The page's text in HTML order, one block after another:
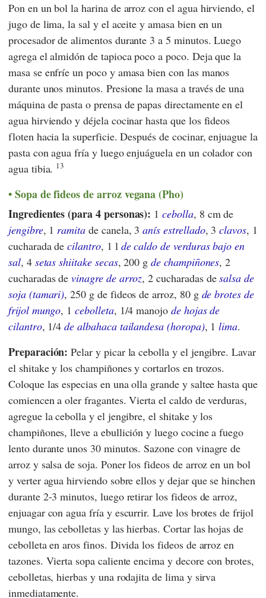
Pon en un bol la harina de arroz con el agua hirviendo, el
jugo de lima, la sal y el aceite y amasa bien en un
procesador de alimentos durante 3 a 5 minutos. Luego
agrega el almidón de tapioca poco a poco. Deja que la
masa se enfríe un poco y amasa bien con las manos
durante unos minutos. Presione la masa a través de una
máquina de pasta o prensa de papas directamente en el
agua hirviendo y déjela cocinar hasta que los fideos
floten hacia la superficie. Después de cocinar, enjuague la
pasta con agua fría y luego enjuáguela en un colador con
agua tibia. 13
Sopa de fideos de arroz vegana (Pho)
Ingredientes (para 4 personas): 1cebolla, 8 cm de
jengibre, 1 ramita de canela, 3anís estrellado, 3clavos, 1
cucharada decilantro, 1 l de caldo de verduras bajo en
sal, 4 setas shiitake secas, 200 gde champiñones, 2
cucharadas devinagre de arroz, 2 cucharadas desalsa de
soja (tamari), 250 g de fideos de arroz, 80 g de brotes de
frijol mungo, 1cebolleta, 1/4 manojo de hojas de
cilantro, 1/4de albahaca tailandesa (horopa), 1lima.
Preparación: Pelar y picar la cebolla y el jengibre. Lavar
el shitake y los champiñones y cortarlos en trozos.
Coloque las especias en una olla grande y saltee hasta que
comiencen a oler fragantes. Vierta el caldo de verduras,
agregue la cebolla y el jengibre, el shitake y los
champiñones, lleve a ebullición y luego cocine a fuego
lento durante unos 30 minutos. Sazone con vinagre de
arroz y salsa de soja. Poner los fideos de arroz en un bol
y verter agua hirviendo sobre ellos y dejar que se hinchen
durante 2-3 minutos, luego retirar los fideos de arroz,
enjuagar con agua fría y escurrir. Lave los brotes de frijol
mungo, las cebolletas y las hierbas. Cortar las hojas de
cebolleta en aros finos. Divida los fideos de arroz en
tazones. Vierta sopa caliente encima y decore con brotes,
cebolletas, hierbas y una rodajita de lima y sirva
inmediatamente.